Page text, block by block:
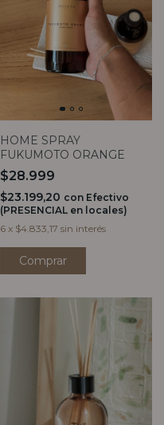
HOME SPRAY
FUKUMOTO ORANGE
$28.999
$23.199,20 con Efectivo
(PRESENCIAL en locales)
6 x $4.833,17 sin interés